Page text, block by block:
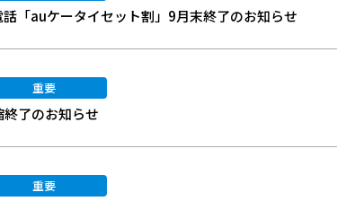
「auケータイセット割」9月末終了のお知らせ
重要
了のお知らせ
重要